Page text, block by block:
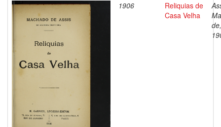
1906
Reliquias de
Casa Velha